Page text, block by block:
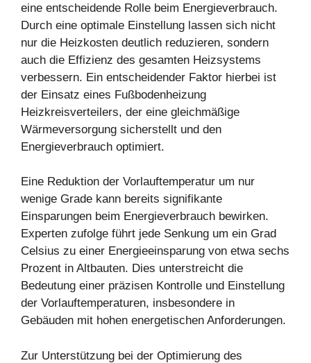
eine entscheidende Rolle beim Energieverbrauch.
Durch eine optimale Einstellung lassen sich nicht
nur die Heizkosten deutlich reduzieren, sondern
auch die Effizienz des gesamten Heizsystems
verbessern. Ein entscheidender Faktor hierbei ist
der Einsatz eines Fußbodenheizung
Heizkreisverteilers, der eine gleichmäßige
Wärmeversorgung sicherstellt und den
Energieverbrauch optimiert.
Eine Reduktion der Vorlauftemperatur um nur
wenige Grade kann bereits signifikante
Einsparungen beim Energieverbrauch bewirken.
Experten zufolge führt jede Senkung um ein Grad
Celsius zu einer Energieeinsparung von etwa sechs
Prozent in Altbauten. Dies unterstreicht die
Bedeutung einer präzisen Kontrolle und Einstellung
der Vorlauftemperaturen, insbesondere in
Gebäuden mit hohen energetischen Anforderungen.
Zur Unterstützung bei der Optimierung des